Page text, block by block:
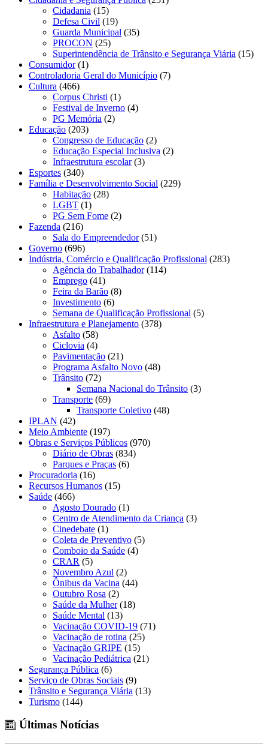
Cidadania (15)
Defesa Civil (19)
Guarda Municipal (35)
PROCON (25)
Superintendência de Trânsito e Segurança Viária (15)
Consumidor(1)
Controladoria Geral do Município (7)
Cultura (466)
Corpus Christi (1)
Festival de Inverno (4)
PG Memória (2)
Educação (203)
Congresso de Educação (2)
Educação Especial Inclusiva (2)
Infraestrutura escolar(3)
Esportes (340)
Família e Desenvolvimento Social (229)
Habitação (28)
LGBT (1)
PG Sem Fome (2)
Fazenda (216)
Sala do Empreendedor(51)
Governo (696)
Indústria, Comércio e Qualificação Profissional (283)
Agência do Trabalhador(114)
Emprego (41)
Feira da Barão (8)
Investimento (6)
Semana de Qualificação Profissional (5)
Infraestrutura e Planejamento (378)
Asfalto (58)
Ciclovia (4)
Pavimentação (21)
Programa Asfalto Novo (48)
Trânsito (72)
Semana Nacional do Trânsito (3)
Transporte (69)
Transporte Coletivo (48)
IPLAN (42)
Meio Ambiente (197)
Obras e Serviços Públicos (970)
Diário de Obras (834)
Parques e Praças (6)
Procuradoria (16)
Recursos Humanos (15)
Saúde (466)
Agosto Dourado (1)
Centro de Atendimento da Criança (3)
Cinedebate (1)
Coleta de Preventivo (5)
Comboio da Saúde (4)
CRAR (5)
Novembro Azul (2)
Ônibus da Vacina (44)
Outubro Rosa (2)
Saúde da Mulher(18)
Saúde Mental (13)
Vacinação COVID-19 (71)
Vacinação de rotina (25)
Vacinação GRIPE (15)
Vacinação Pediátrica (21)
Segurança Pública (6)
Serviço de Obras Sociais (9)
Trânsito e Segurança Viária (13)
Turismo (144)
Últimas Notícias